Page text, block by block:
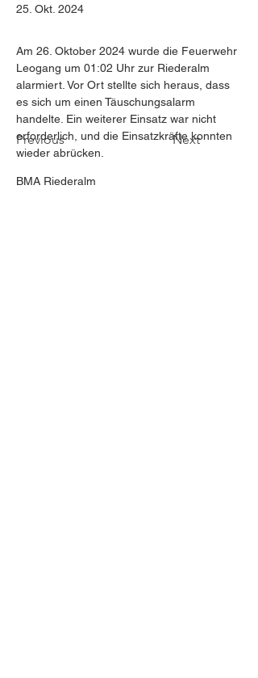
25. Okt. 2024
Previous Next
Am 26. Oktober 2024 wurde die Feuerwehr
Leogang um 01:02 Uhr zur Riederalm
alarmiert. Vor Ort stellte sich heraus, dass
es sich um einen Täuschungsalarm
handelte. Ein weiterer Einsatz war nicht
erforderlich, und die Einsatzkräfte konnten
wieder abrücken.
BMA Riederalm